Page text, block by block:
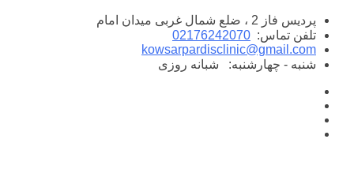
پرش
محتوا
پردیس فاز 2 ، ضلع شمال غربی میدان امام
تلفن تماس: 02176242070
kowsarpardisclinic@gmail.com
شنبه - چهارشنبه:
شبانه روزی